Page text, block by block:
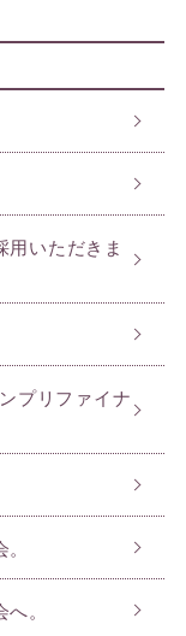
いただきま
プリファイナ
。